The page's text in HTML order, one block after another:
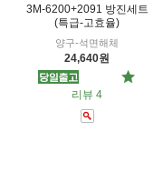
3M-6200+2091 방진세트
(특급-고효율)
양구-석면해체
24,640원
리뷰 4